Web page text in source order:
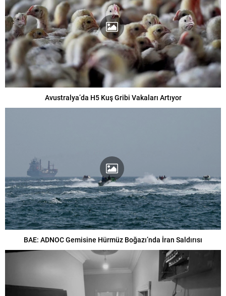
Avustralya’da H5 Kuş Gribi Vakaları Artıyor
BAE: ADNOC Gemisine Hürmüz Boğazı’nda İran Saldırısı